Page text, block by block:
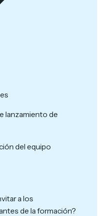
lanzamiento de
del equipo
a los
de la formación?